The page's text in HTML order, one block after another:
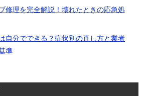
修理を完全解説！壊れたときの応急処
自分でできる？症状別の直し方と業者
準